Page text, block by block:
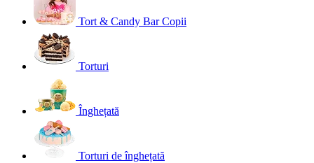
Tort & Candy Bar Copii
Torturi
Înghețată
Torturi de înghețată